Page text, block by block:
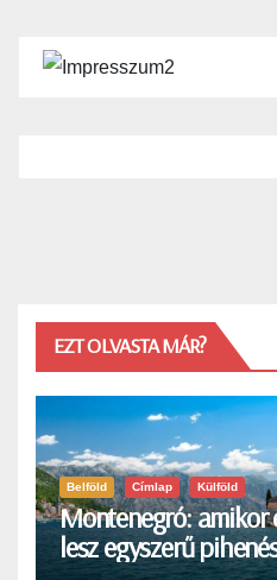
EZT OLVASTA MÁR?
Belföld Címlap Külföld
Montenegró: amikor
lesz egyszerű